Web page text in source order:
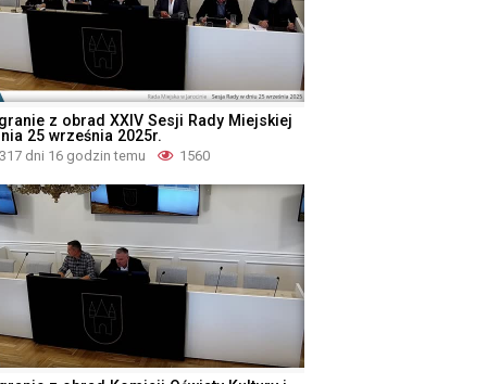
z obrad XXIV Sesji Rady Miejskiej
25 września 2025r.
317 dni 16 godzin temu 1560